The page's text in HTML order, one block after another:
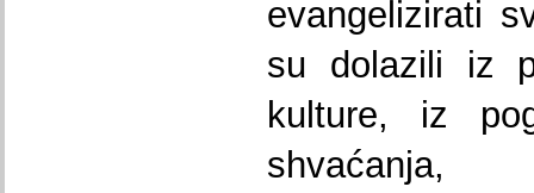
evangelizirati
su dolazili iz
kulture, iz